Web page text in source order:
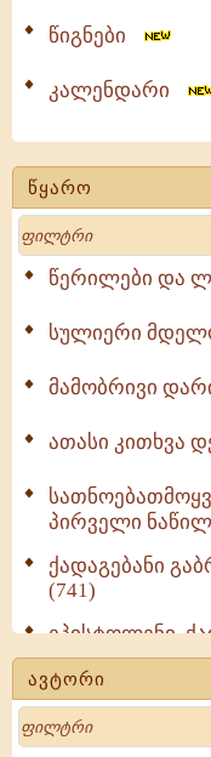
წიგნები
კალენდარი
წყარო
Search
წერილები და
სულიერი
მამობრივი
ათასი კითხვა
პირველი
ქადაგებანი
(741)
ეპისტოლენი,
(723)
მოძღვრის
მრევლისათვის
ავტორი
Search